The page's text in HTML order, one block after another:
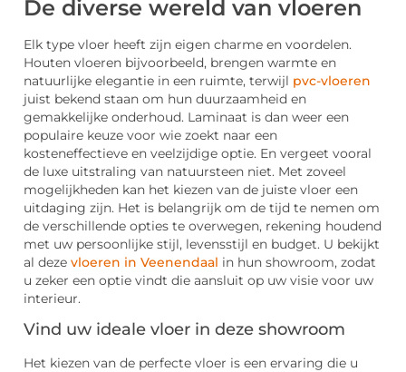
De diverse wereld van vloeren
Elk type vloer heeft zijn eigen charme en voordelen.
Houten vloeren bijvoorbeeld, brengen warmte en
natuurlijke elegantie in een ruimte, terwijl pvc-vloeren
juist bekend staan om hun duurzaamheid en
gemakkelijke onderhoud. Laminaat is dan weer een
populaire keuze voor wie zoekt naar een
kosteneffectieve en veelzijdige optie. En vergeet vooral
de luxe uitstraling van natuursteen niet. Met zoveel
mogelijkheden kan het kiezen van de juiste vloer een
uitdaging zijn. Het is belangrijk om de tijd te nemen om
de verschillende opties te overwegen, rekening houdend
met uw persoonlijke stijl, levensstijl en budget. U bekijkt
al deze vloeren in Veenendaal in hun showroom, zodat
u zeker een optie vindt die aansluit op uw visie voor uw
interieur.
Vind uw ideale vloer in deze showroom
Het kiezen van de perfecte vloer is een ervaring die u